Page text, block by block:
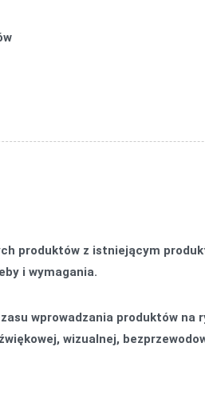
produktów z istniejącym
i wymagania.
wprowadzania produktów na
wizualnej,